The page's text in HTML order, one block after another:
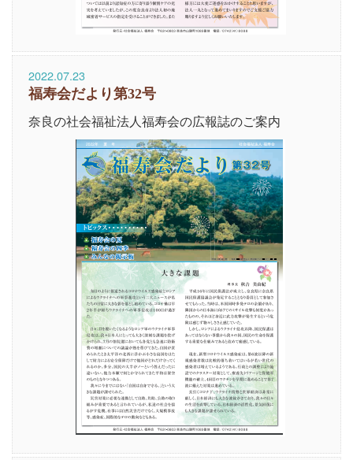
2022.07.23
福寿会だより第32号
奈良の社会福祉法人福寿会の広報誌のご案内